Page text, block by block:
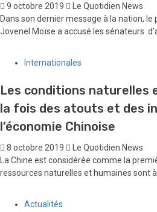
9 octobre 2019
Le Quotidien News
Dans son dernier message à la nation, le
Jovenel Moïse a accusé les sénateurs
Internationales
Les conditions naturelles
la fois des atouts et des
l’économie Chinoise
8 octobre 2019
Le Quotidien News
La Chine est considérée comme la
ressources naturelles et humaines sont à
Actualités